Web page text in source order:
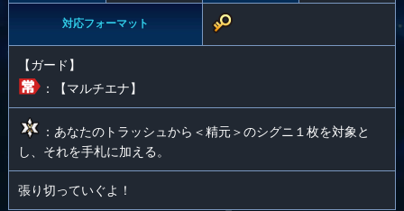
対応フォーマット
【ガード】
：【マルチエナ】
：あなたのトラッシュから＜精元＞のシグニ１枚を対象と
し、それを手札に加える。
張り切っていぐよ！